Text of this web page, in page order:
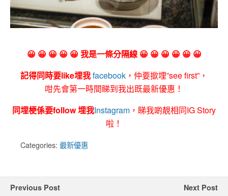
😀 😀 😀 😀 😀 我是一條分隔線 😀 😀 😀 😀 😀 😀
記得同時要like埋我facebook ，仲要撳埋”see first”，
咁先會第一時間睇到我出既最新優惠！
同埋梗係要follow 埋我Instagram ，睇我啲靚相同IG Story
啦！
Categories: 最新優惠
Previous Post Next Post